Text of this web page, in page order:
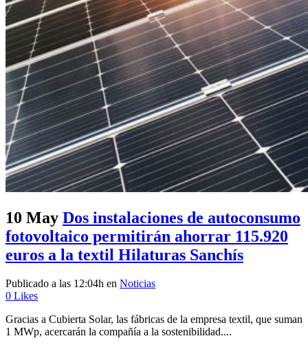
10 May Dos instalaciones de autoconsumo
fotovoltaico permitirán ahorrar 115.920
euros a la textil Hilaturas Sanchís
Publicado a las 12:04h en Noticias
0 Likes
Gracias a Cubierta Solar, las fábricas de la empresa textil, que suman
1 MWp, acercarán la compañía a la sostenibilidad....